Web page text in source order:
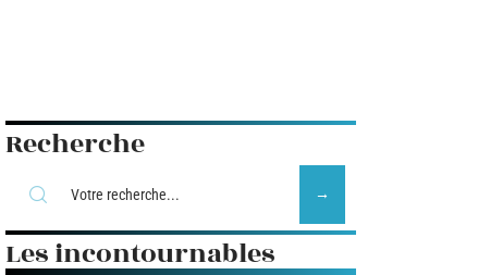
Recherche
Les incontournables